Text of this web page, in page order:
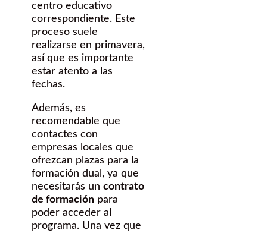
centro educativo
correspondiente. Este
proceso suele
realizarse en primavera,
así que es importante
estar atento a las
fechas.
Además, es
recomendable que
contactes con
empresas locales que
ofrezcan plazas para la
formación dual, ya que
necesitarás un contrato
de formación para
poder acceder al
programa. Una vez que